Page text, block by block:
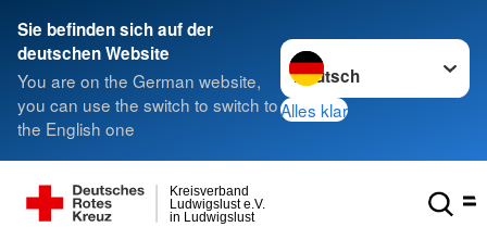
Sie befinden sich auf der
deutschen Website
You are on the German website,
you can use the switch to switch to
the English one
Sprache wechseln zu
Alles klar
in Ludwigslust
Ludwigslust e.V.
Kreisverband